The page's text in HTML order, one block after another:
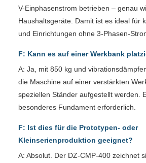
V-Einphasenstrom betrieben – genau
Haushaltsgeräte. Damit ist es ideal für
und Einrichtungen ohne 3-Phasen-
F: Kann es auf einer Werkbank
A: Ja, mit 850 kg und
die Maschine auf einer verstärkten
speziellen Ständer aufgestellt werden.
besonderes Fundament erforderlich.
F: Ist dies für die Prototypen- oder
Kleinserienproduktion geeignet?
A: Absolut. Der DZ-CMP-400 zeichnet